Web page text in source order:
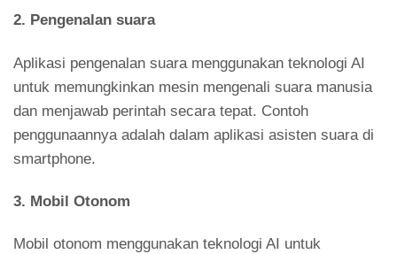
2. Pengenalan suara
Aplikasi pengenalan suara menggunakan teknologi AI
untuk memungkinkan mesin mengenali suara manusia
dan menjawab perintah secara tepat. Contoh
penggunaannya adalah dalam aplikasi asisten suara di
smartphone.
3. Mobil Otonom
Mobil otonom menggunakan teknologi AI untuk